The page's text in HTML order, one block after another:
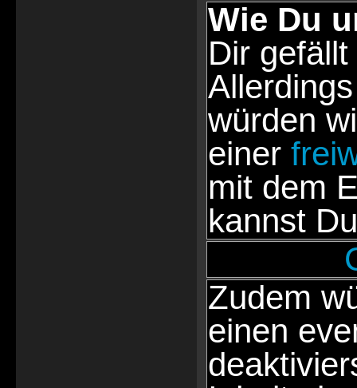
Wie Du
Dir
würden
einer
mit dem
kannst
Zudem
einen